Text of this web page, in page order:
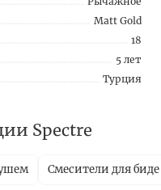
Matt Gold
18
5 лет
Турция
Spectre
Смесители для биде